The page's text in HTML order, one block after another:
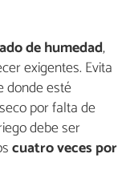
de humedad,
exigentes. Evita
donde esté
por falta de
debe ser
cuatro veces por